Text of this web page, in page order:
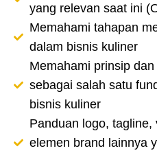
yang relevan saat ini
Memahami tahapan
dalam bisnis kuliner
Memahami prinsip
sebagai salah satu
bisnis kuliner
Panduan logo, tagline,
elemen brand lainnya